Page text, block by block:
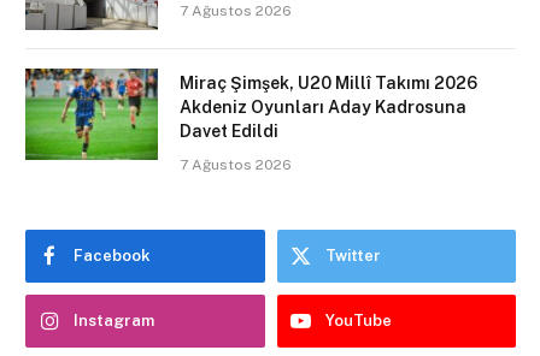
7 Ağustos 2026
Miraç Şimşek, U20 Millî Takımı 2026
Akdeniz Oyunları Aday Kadrosuna
Davet Edildi
7 Ağustos 2026
Facebook Twitter
Instagram YouTube